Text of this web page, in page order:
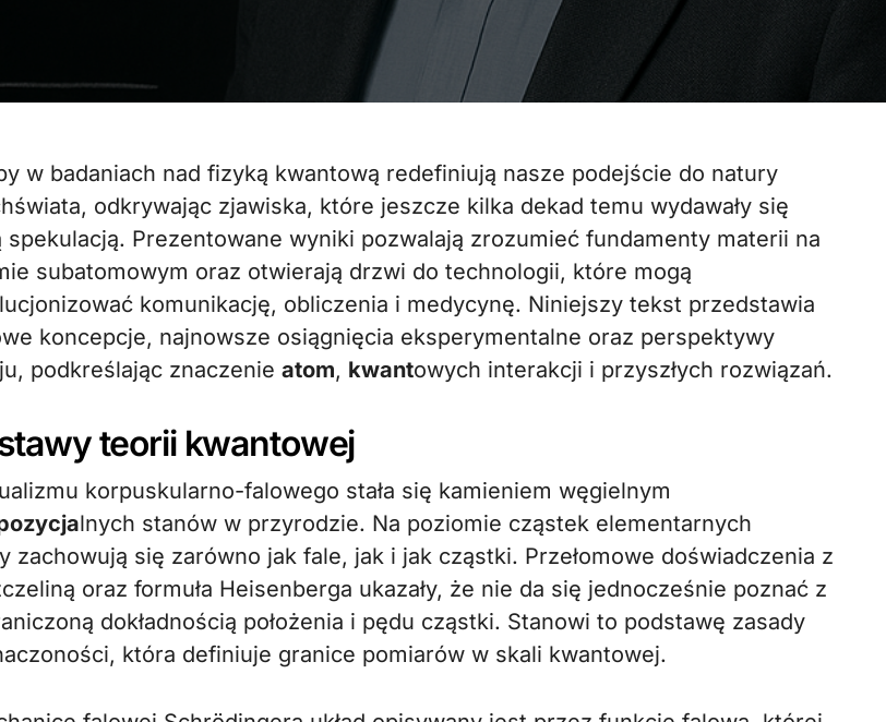
odkrywając zjawiska, które jeszcze kilka dekad temu wydawały się
spekulacją. Prezentowane wyniki pozwalają zrozumieć fundamenty materii na
subatomowym oraz otwierają drzwi do technologii, które mogą
komunikację, obliczenia i medycynę. Niniejszy tekst przedstawia
koncepcje, najnowsze osiągnięcia eksperymentalne oraz perspektywy
podkreślając znaczenie atom, kwantowych interakcji i przyszłych rozwiązań.
teorii kwantowej
korpuskularno-falowego stała się kamieniem węgielnym
lnych stanów w przyrodzie. Na poziomie cząstek elementarnych
zachowują się zarówno jak fale, jak i jak cząstki. Przełomowe doświadczenia z
oraz formuła Heisenberga ukazały, że nie da się jednocześnie poznać z
dokładnością położenia i pędu cząstki. Stanowi to podstawę zasady
która definiuje granice pomiarów w skali kwantowej.